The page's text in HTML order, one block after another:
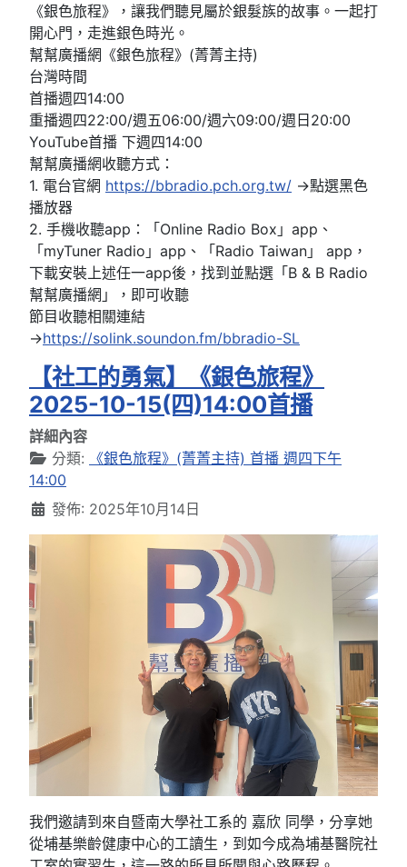
《銀色旅程》，讓我們聽見屬於銀髮族的故事。一起打
開心門，走進銀色時光。
幫幫廣播網《銀色旅程》(菁菁主持)
台灣時間
首播週四14:00
重播週四22:00/週五06:00/週六09:00/週日20:00
YouTube首播 下週四14:00
幫幫廣播網收聽方式：
1. 電台官網 https://bbradio.pch.org.tw/ →點選黑色
播放器
2. 手機收聽app：「Online Radio Box」app、
「myTuner Radio」app、「Radio Taiwan」 app，
下載安裝上述任一app後，找到並點選「B & B Radio
幫幫廣播網」，即可收聽
節目收聽相關連結
→https://solink.soundon.fm/bbradio-SL
【社工的勇氣】《銀色旅程》
2025-10-15(四)14:00首播
詳細內容
分類:
《銀色旅程》(菁菁主持) 首播 週四下午
14:00
發佈: 2025年10月14日
我們邀請到來自暨南大學社工系的 嘉欣 同學，分享她
從埔基樂齡健康中心的工讀生，到如今成為埔基醫院社